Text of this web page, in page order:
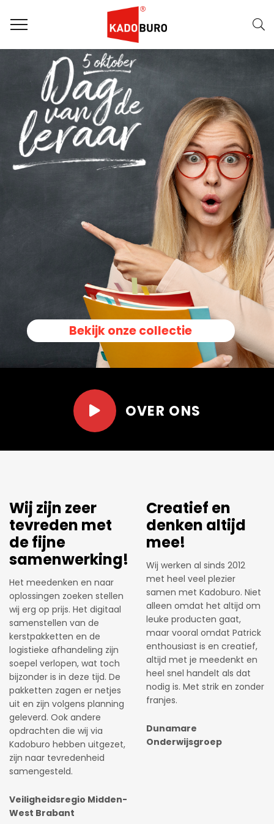
Bekijk onze collectie
OVER ONS
Er wordt
meegedacht.
Leuk om langs te kunnen
komen, ideeën uit te
mogelijkheid te hebben om
bijvoorbeeld een
kerstpakket samen te
stellen. Er wordt
meegedacht, niet alleen
met gadgets maar zeker
ook prijstechnisch.
Gaslicht.com
Net dat stukje
extra.
Al een aantal jaren
bestellen wij onze
eindejaarsgeschenken bij
Kadoburo. Het is elk jaar
weer een uitdaging om iets
vernieuwends te bedenken.
Gelukkig denkt Patrick hier
voor de volle 100% in mee.
De fijne samenwerking,
flexibiliteit en ‘net dat
stukje extra’ zorgen ervoor
dat ik elk jaar weer kies voor
Fast & Fluid